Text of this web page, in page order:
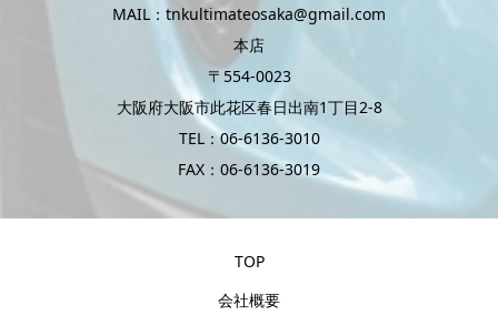
MAIL：tnkultimateosaka@gmail.com
本店
〒554-0023
大阪府大阪市此花区春日出南1丁目2-8
TEL：06-6136-3010
FAX：06-6136-3019
TOP
会社概要